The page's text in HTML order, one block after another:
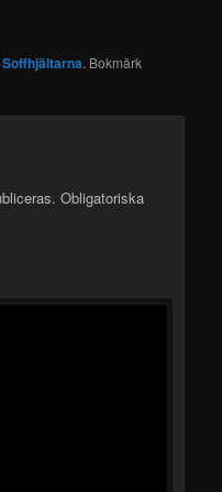
Soffhjältarna. Bokmärk
Obligatoriska